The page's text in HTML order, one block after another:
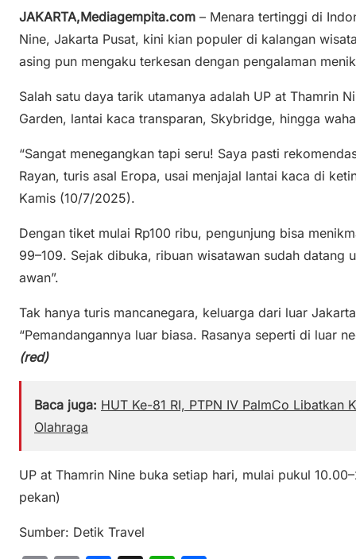
p
y
Li
n
k
ai
l
c
e
b
o
o
k
at
s
A
p
p
ar
e
JAKARTA,Mediagempita.com – Menara tertinggi di
Nine, Jakarta Pusat, kini kian populer di kalangan
asing pun mengaku terkesan dengan pengalaman
Salah satu daya tarik utamanya adalah UP at Thamrin
Garden, lantai kaca transparan, Skybridge, hingga
“Sangat menegangkan tapi seru! Saya pasti
Rayan, turis asal Eropa, usai menjajal lantai kaca di
Kamis (10/7/2025).
Dengan tiket mulai Rp100 ribu, pengunjung bisa
99–109. Sejak dibuka, ribuan wisatawan sudah datang
awan”.
Tak hanya turis mancanegara, keluarga dari luar
“Pemandangannya luar biasa. Rasanya seperti di luar
(red)
Baca juga: HUT Ke-81 RI, PTPN IV PalmCo Libatkan
Olahraga
UP at Thamrin Nine buka setiap hari, mulai pukul
pekan)
Sumber: Detik Travel